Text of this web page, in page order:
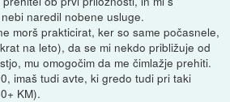
naredil nobene usluge.
morš prakticirat, ker so same počasnele,
na leto), da se mi nekdo približuje od
mu omogočim da me čimlažje prehiti.
imaš tudi avte, ki gredo tudi pri taki
KM).